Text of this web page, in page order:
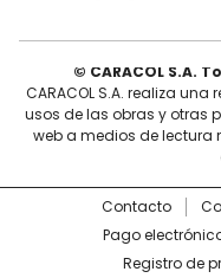
© CARACOL S.A.
CARACOL S.A. realiza
usos de las obras y otras
web a medios de lectura
Contacto
Pago
Registro de